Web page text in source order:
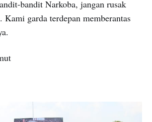
bandit Narkoba, jangan rusak
Kami garda terdepan memberantas